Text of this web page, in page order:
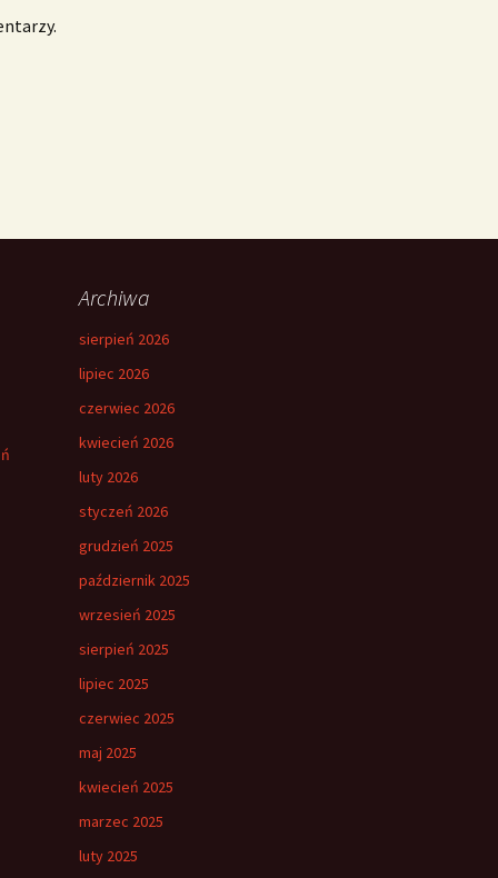
Archiwa
sierpień 2026
lipiec 2026
czerwiec 2026
kwiecień 2026
luty 2026
styczeń 2026
grudzień 2025
październik 2025
wrzesień 2025
sierpień 2025
lipiec 2025
czerwiec 2025
maj 2025
kwiecień 2025
marzec 2025
luty 2025